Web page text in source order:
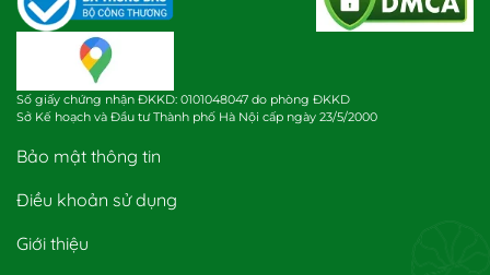
Số giấy chứng nhận ĐKKD: 0101048047 do phòng ĐKKD
Sở Kế hoạch và Đầu tư Thành phố Hà Nội cấp ngày 23/5/2000
Bảo mật thông tin
Điều khoản sử dụng
Giới thiệu